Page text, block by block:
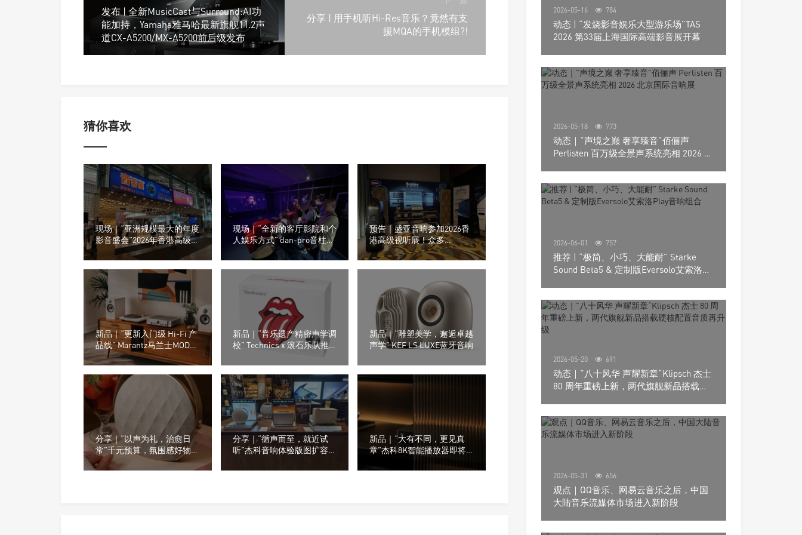
发布 | 全新MusicCast与Surround:AI功
能加持，Yamaha雅马哈最新旗舰11.2声
道CX-A5200/MX-A5200前后级发布
分享 | 用手机听Hi-Res音乐？竟然有支
援MQA的手机模组?!
猜你喜欢
现场｜“亚洲规模最大的年度
影音盛会”2026年香港高级视
听展开幕！
现场｜“全新的客厅影院和个
人娱乐方式” dan-pro音柱系
列搭配米乐影音影院系统
预告｜盛亚音响参加2026香
港高级视听展！众多
Boulder宝达新品亮相！
新品｜“更新入门级 Hi-Fi 产
品线” Marantz马兰士MODEL
70合并式功放与CD 70播放
机
新品｜“音乐遗产精密声学调
校” Technics x 滚石乐队推
AZ100
新品｜“雕塑美学，邂逅卓越
声学” KEF LS LUXE蓝牙音响
分享｜“以声为礼，治愈日
常”千元预算，氛围感好物推
荐
分享｜“循声而至，就近试
听”杰科音响体验版图扩容，
新品｜“大有不同，更见真
章”杰科8K智能播放器即将
2026-05-16 784
动态 | “发烧影音娱乐大型游乐场”TAS
2026 第33届上海国际高端影音展开幕
2026-05-18 773
动态｜”声境之巅 奢享臻音”佰俪声
Perlisten 百万级全景声系统亮相 2026 北
2026-06-01 757
推荐 | “极简、小巧、大能耐” Starke
Sound Beta5 & 定制版Eversolo艾索洛
2026-05-20 691
动态｜”八十风华 声耀新章“Klipsch 杰士
80 周年重磅上新，两代旗舰新品搭载硬
2026-05-31 656
观点｜QQ音乐、网易云音乐之后，中国
大陆音乐流媒体市场进入新阶段